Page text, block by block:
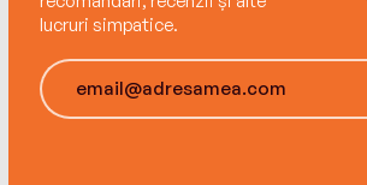
lucruri simpatice.